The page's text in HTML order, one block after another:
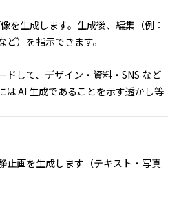
を生成します。生成後、編集（例：
）を指示できます。
ドして、デザイン・資料・SNS など
は AI 生成であることを示す透かし等
止画を生成します（テキスト・写真